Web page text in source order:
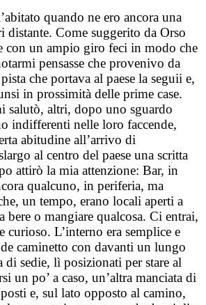
quando ne ero ancora una
distante. Come suggerito da Orso
con un ampio giro feci in modo che
pensasse che provenivo da
che portava al paese la seguii e,
in prossimità delle prime case.
salutò, altri, dopo uno sguardo
indifferenti nelle loro faccende,
abitudine all’arrivo di
al centro del paese una scritta
attirò la mia attenzione: Bar, in
qualcuno, in periferia, ma
un tempo, erano locali aperti a
bere o mangiare qualcosa. Ci entrai,
L’interno era semplice e
caminetto con davanti un lungo
di sedie, lì posizionati per stare al
un po’ a caso, un’altra manciata di
e, sul lato opposto al camino,